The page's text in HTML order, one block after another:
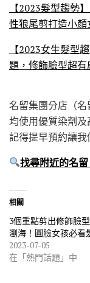
【2023髮型趨勢
性狼尾剪打造小顏
【2023女生髮型
題，修飾臉型超有
名留集團分店（名
均使用優質染劑及
記得提早預約讓我
找尋附近的名
相關
3個重點剪出修飾臉
瀏海！圓臉女孩必看
2023-07-05
在「熱門話題」中